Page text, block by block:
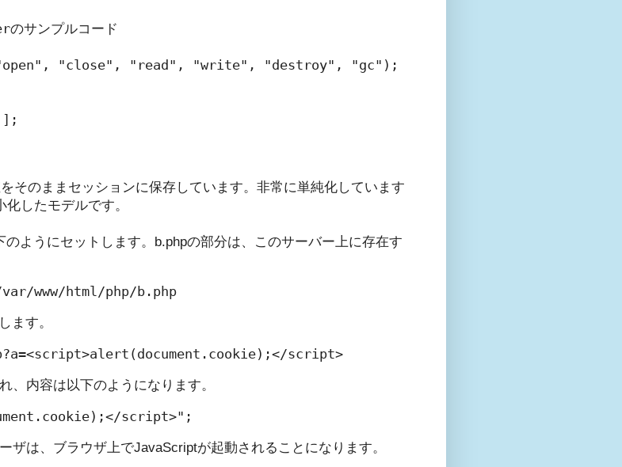
サンプルコード
"close", "read", "write", "destroy", "gc");
そのままセッションに保存しています。非常に単純化しています
したモデルです。
ようにセットします。b.phpの部分は、このサーバー上に存在す
www/html/php/b.php
ます。
script>
、内容は以下のようになります。
script>";
ザは、ブラウザ上でJavaScriptが起動されることになります。